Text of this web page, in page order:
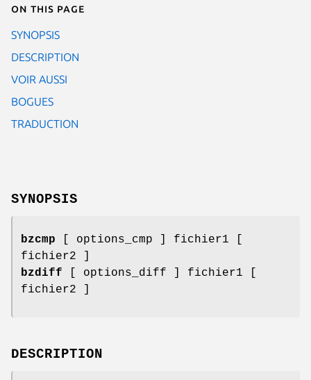
On this page
SYNOPSIS
DESCRIPTION
VOIR AUSSI
BOGUES
TRADUCTION
SYNOPSIS
bzcmp [ options_cmp ] fichier1 [
fichier2 ]
bzdiff [ options_diff ] fichier1 [
fichier2 ]
DESCRIPTION